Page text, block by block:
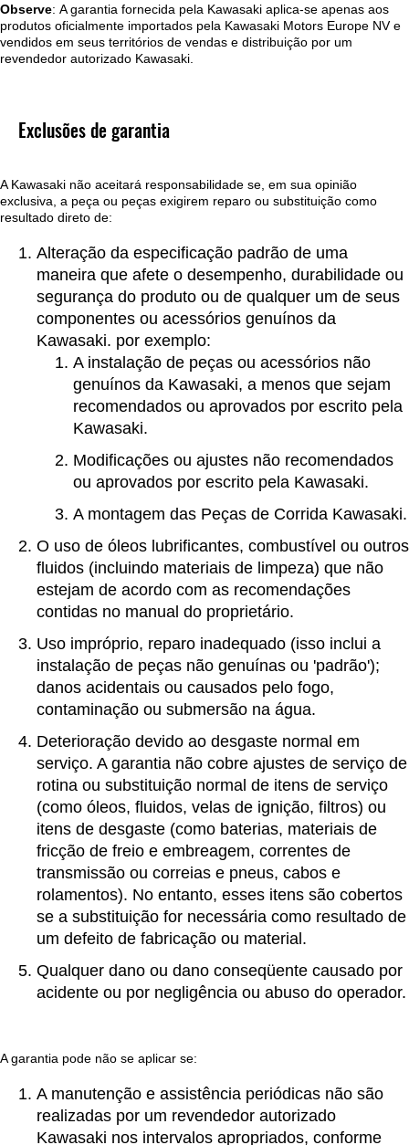
Observe: A garantia fornecida pela Kawasaki aplica-se apenas aos
produtos oficialmente importados pela Kawasaki Motors Europe NV e
vendidos em seus territórios de vendas e distribuição por um
revendedor autorizado Kawasaki.
Exclusões de garantia
A Kawasaki não aceitará responsabilidade se, em sua opinião
exclusiva, a peça ou peças exigirem reparo ou substituição como
resultado direto de:
Alteração da especificação padrão de uma
maneira que afete o desempenho, durabilidade ou
segurança do produto ou de qualquer um de seus
componentes ou acessórios genuínos da
Kawasaki. por exemplo:
A instalação de peças ou acessórios não
genuínos da Kawasaki, a menos que sejam
recomendados ou aprovados por escrito pela
Kawasaki.
Modificações ou ajustes não recomendados
ou aprovados por escrito pela Kawasaki.
A montagem das Peças de Corrida Kawasaki.
O uso de óleos lubrificantes, combustível ou outros
fluidos (incluindo materiais de limpeza) que não
estejam de acordo com as recomendações
contidas no manual do proprietário.
Uso impróprio, reparo inadequado (isso inclui a
instalação de peças não genuínas ou 'padrão');
danos acidentais ou causados pelo fogo,
contaminação ou submersão na água.
Deterioração devido ao desgaste normal em
serviço. A garantia não cobre ajustes de serviço de
rotina ou substituição normal de itens de serviço
(como óleos, fluidos, velas de ignição, filtros) ou
itens de desgaste (como baterias, materiais de
fricção de freio e embreagem, correntes de
transmissão ou correias e pneus, cabos e
rolamentos). No entanto, esses itens são cobertos
se a substituição for necessária como resultado de
um defeito de fabricação ou material.
Qualquer dano ou dano conseqüente causado por
acidente ou por negligência ou abuso do operador.
A garantia pode não se aplicar se:
A manutenção e assistência periódicas não são
realizadas por um revendedor autorizado
Kawasaki nos intervalos apropriados, conforme